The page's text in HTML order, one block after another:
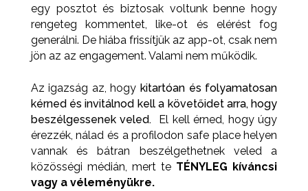
egy posztot és biztosak voltunk benne hogy
rengeteg kommentet, like-ot és elérést fog
generálni. De hiába frissítjük az app-ot, csak nem
jön az az engagement. Valami nem működik.
Az igazság az, hogykitartóan és folyamatosan
kérned és invitálnod kell a követőidet arra, hogy
beszélgessenek veled.
El kell érned, hogy úgy
érezzék, nálad és a profilodon safe place helyen
vannak és bátran beszélgethetnek veled a
közösségi médián, mert te TÉNYLEG kíváncsi
vagy a véleményükre.